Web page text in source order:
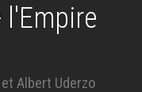
et Albert Uderzo